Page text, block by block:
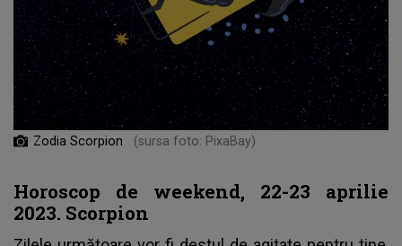
Zodia Scorpion (sursa foto: PixaBay)
Horoscop de weekend, 22-23 aprilie
2023. Scorpion